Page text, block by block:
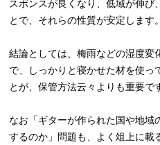
スポンスが良くなり、低域が伸び
とで、それらの性質が安定します。
結論としては、梅雨などの湿度変
で、しっかりと寝かせた材を使っ
とが、保管方法云々よりも重要で
なお「ギターが作られた国や地域
するのか」問題も、よく俎上に載